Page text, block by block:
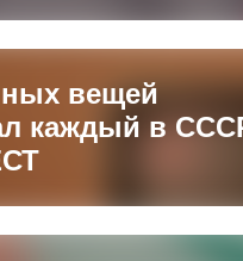
вещей
каждый в